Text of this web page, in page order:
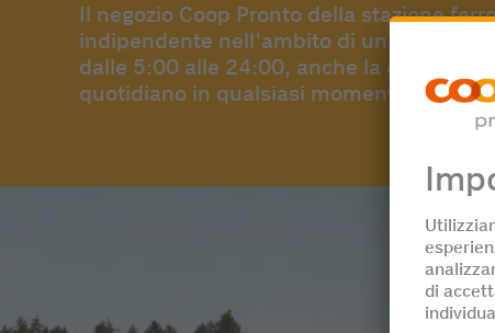
Il negozio Coop Pronto della stazione
indipendente nell'ambito di un sistema
dalle 5:00 alle 24:00, anche la
quotidiano in qualsiasi momento e in